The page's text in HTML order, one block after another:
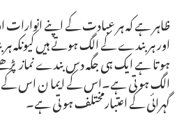
ظاہر ہے کہ ہر عبادت کے اپنے انوارات
اور ہر بندے کے الگ ہوتے ہیں کیونکہ
ہو تا ہے ایک ہی جگہ دس بندے نماز
الگ ہو تی ہے۔اس کے ایما ن اس
گہرائی کے اعتبارمختلف ہو تی ہے۔